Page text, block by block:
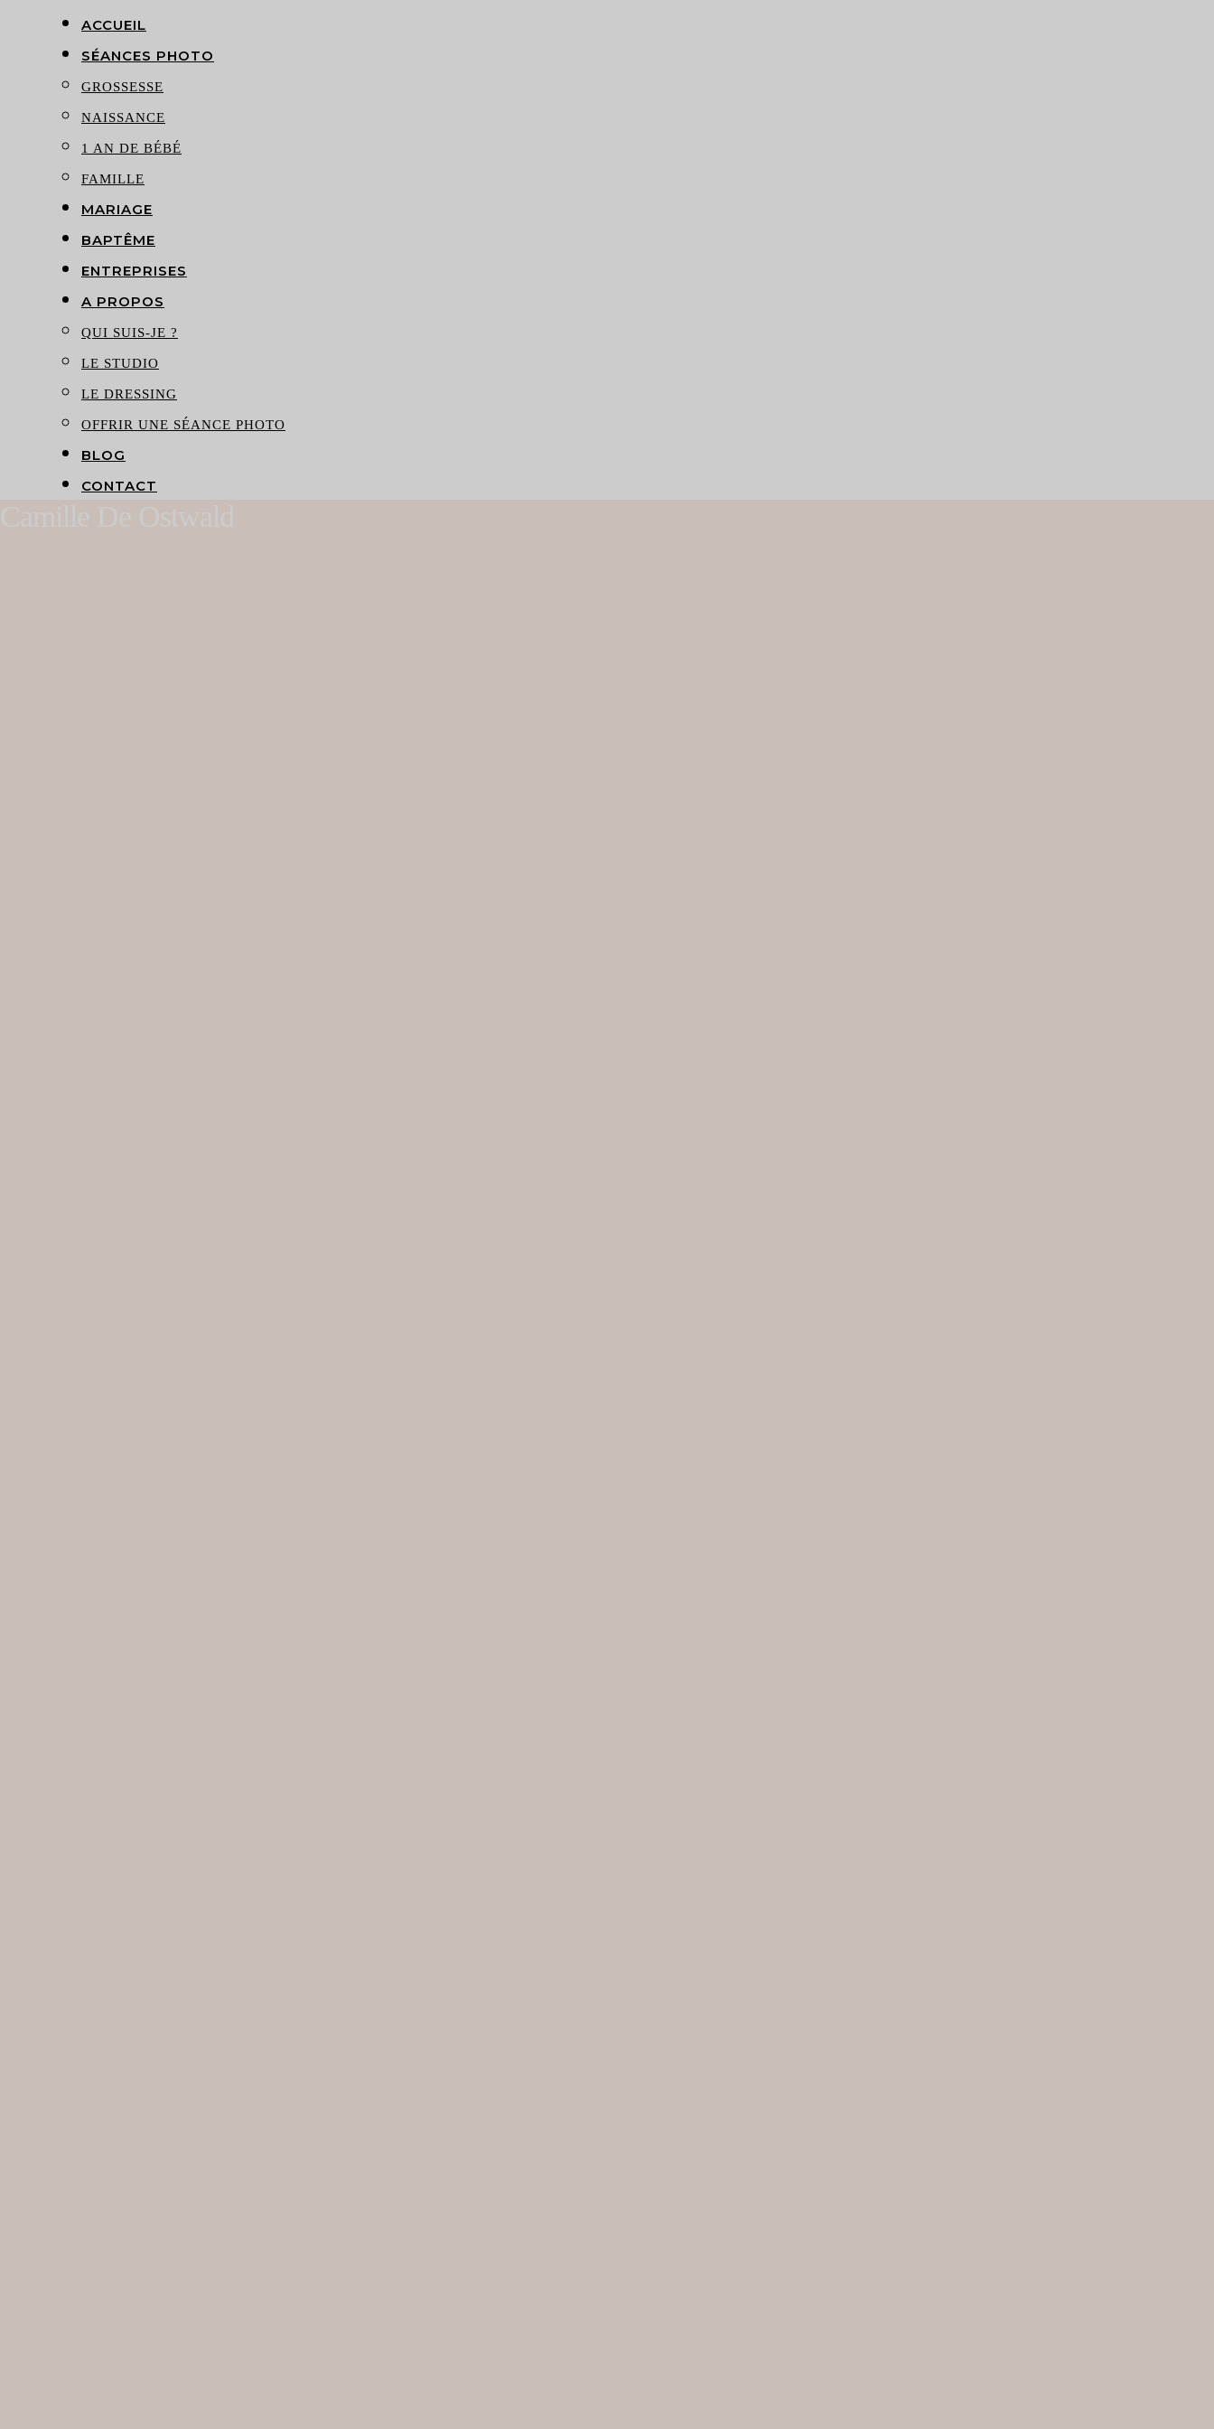
ACCUEIL
SÉANCES PHOTO
GROSSESSE
NAISSANCE
1 AN DE BÉBÉ
FAMILLE
MARIAGE
BAPTÊME
ENTREPRISES
A PROPOS
QUI SUIS-JE ?
LE STUDIO
LE DRESSING
OFFRIR UNE SÉANCE PHOTO
BLOG
CONTACT